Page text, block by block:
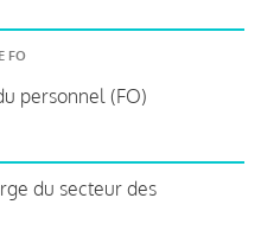
FO
personnel (FO)
du secteur des